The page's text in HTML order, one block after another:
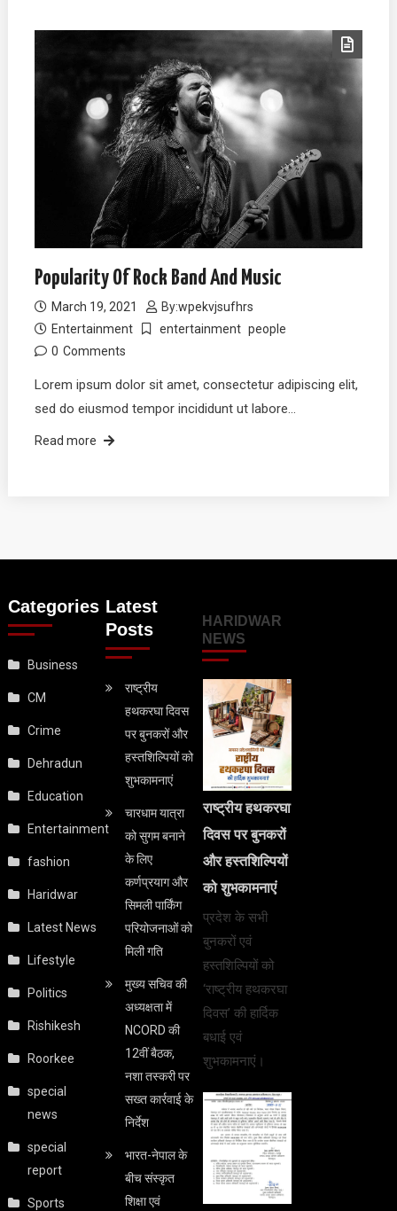
Popularity Of Rock Band And Music
March 19, 2021 By:wpekvjsufhrs
Entertainment
entertainment people
0 Comments
Lorem ipsum dolor sit amet, consectetur adipiscing elit,
sed do eiusmod tempor incididunt ut labore…
Read more
Categories
Business
CM
Crime
Dehradun
Education
Entertainment
fashion
Haridwar
Latest News
Lifestyle
Politics
Rishikesh
Roorkee
special
news
special
report
Sports
Latest
Posts
राष्ट्रीय
हथकरघा दिवस
पर बुनकरों और
हस्तशिल्पियों को
शुभकामनाएं
चारधाम यात्रा
को सुगम बनाने
के लिए
कर्णप्रयाग और
सिमली पार्किंग
परियोजनाओं को
मिली गति
मुख्य सचिव की
अध्यक्षता में
NCORD की
12वीं बैठक,
नशा तस्करी पर
सख्त कार्रवाई के
निर्देश
भारत-नेपाल के
बीच संस्कृत
शिक्षा एवं
HARIDWAR
NEWS
राष्ट्रीय हथकरघा
दिवस पर बुनकरों
और हस्तशिल्पियों
को शुभकामनाएं
प्रदेश के सभी
बुनकरों एवं
हस्तशिल्पियों को
‘राष्ट्रीय हथकरघा
दिवस’ की हार्दिक
बधाई एवं
शुभकामनाएं।